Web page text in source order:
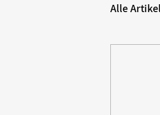
Alle Artikel